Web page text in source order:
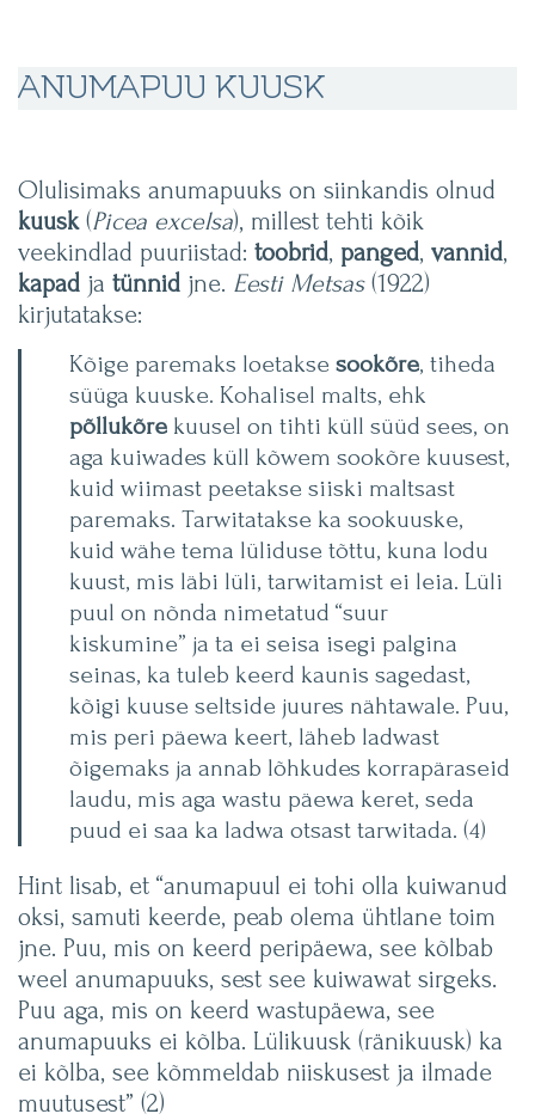
ANUMAPUU KUUSK
Olulisimaks anumapuuks on siinkandis olnud
kuusk(Picea excelsa), millest tehti kõik
veekindlad puuriistad: toobrid, panged, vannid,
kapad ja tünnid jne. Eesti Metsas(1922)
kirjutatakse:
Kõige paremaks loetakse sookõre, tiheda
süüga kuuske. Kohalisel malts, ehk
põllukõre kuusel on tihti küll süüd sees, on
aga kuiwades küll kõwem sookõre kuusest,
kuid wiimast peetakse siiski maltsast
paremaks. Tarwitatakse ka sookuuske,
kuid wähe tema lüliduse tõttu, kuna lodu
kuust, mis läbi lüli, tarwitamist ei leia. Lüli
puul on nõnda nimetatud “suur
kiskumine” ja ta ei seisa isegi palgina
seinas, ka tuleb keerd kaunis sagedast,
kõigi kuuse seltside juures nähtawale. Puu,
mis peri päewa keert, läheb ladwast
õigemaks ja annab lõhkudes korrapäraseid
laudu, mis aga wastu päewa keret, seda
puud ei saa ka ladwa otsast tarwitada. (4)
Hint lisab, et “anumapuul ei tohi olla kuiwanud
oksi, samuti keerde, peab olema ühtlane toim
jne. Puu, mis on keerd peripäewa, see kõlbab
weel anumapuuks, sest see kuiwawat sirgeks.
Puu aga, mis on keerd wastupäewa, see
anumapuuks ei kõlba. Lülikuusk (ränikuusk) ka
ei kõlba, see kõmmeldab niiskusest ja ilmade
muutusest” (2)